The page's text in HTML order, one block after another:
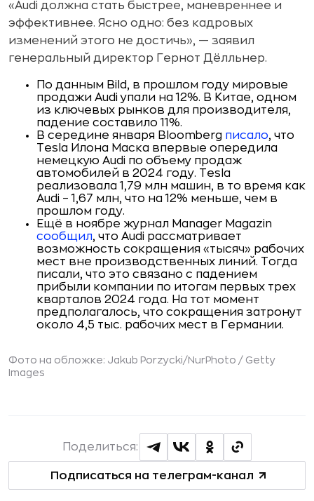
«Audi должна стать быстрее, маневреннее и
эффективнее. Ясно одно: без кадровых
изменений этого не достичь», — заявил
генеральный директор Гернот Дёлльнер.
По данным Bild, в прошлом году мировые
продажи Audi упали на 12%. В Китае, одном
из ключевых рынков для производителя,
падение составило 11%.
В середине января Bloomberg писало, что
Tesla Илона Маска впервые опередила
немецкую Audi по объему продаж
автомобилей в 2024 году. Tesla
реализовала 1,79 млн машин, в то время как
Audi – 1,67 млн, что на 12% меньше, чем в
прошлом году.
Ещё в ноябре журнал Manager Magazin
сообщил, что Audi рассматривает
возможность сокращения «тысяч» рабочих
мест вне производственных линий. Тогда
писали, что это связано с падением
прибыли компании по итогам первых трех
кварталов 2024 года. На тот момент
предполагалось, что сокращения затронут
около 4,5 тыс. рабочих мест в Германии.
Фото на обложке: Jakub Porzycki/NurPhoto / Getty
Images
Подписаться на телеграм-канал
Поделиться: